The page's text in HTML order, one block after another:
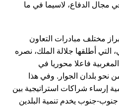
مجال الدفاع، لاسيما في ما
مختلف مبادرات التعاون
التي أطلقها جلالة الملك، نصره
فاعلا محوريا في
نحو بلدان الجوار. وفي هذا
إرساء شراكات استراتيجية بين
جنوب يخدم تنمية البلدين